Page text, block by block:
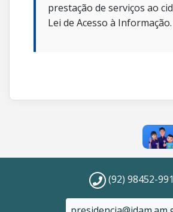
prestação de serviços ao
Lei de Acesso à Informação.
(92) 98452-